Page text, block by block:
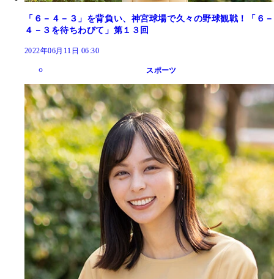
「６－４－３」を背負い、神宮球場で久々の野球観戦！「６－
４－３を待ちわびて」第１３回
2022年06月11日 06:30
スポーツ